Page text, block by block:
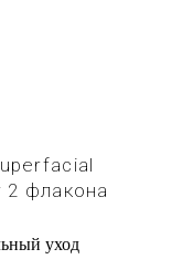
2 флакона
уход